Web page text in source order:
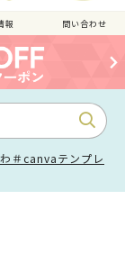
報 問い合わせ
＃canvaテンプレ